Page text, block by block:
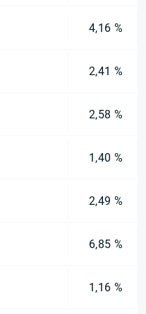
4,16 %
2,41 %
2,58 %
1,40 %
2,49 %
6,85 %
1,16 %